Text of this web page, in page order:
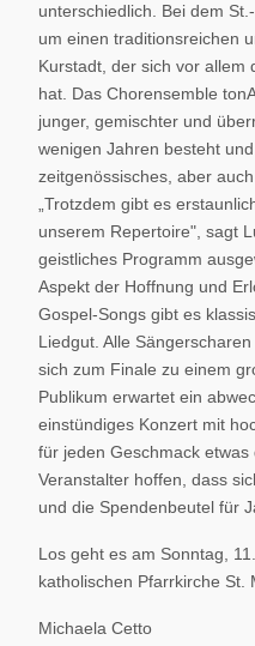
unterschiedlich. Bei dem
um einen traditionsreichen
Kurstadt, der sich vor allem
hat. Das Chorensemble
junger, gemischter und
wenigen Jahren besteht
zeitgenössisches, aber
„Trotzdem gibt es
unserem Repertoire", sagt
geistliches Programm
Aspekt der Hoffnung und
Gospel-Songs gibt es
Liedgut. Alle
sich zum Finale zu einem
Publikum erwartet ein
einstündiges Konzert mit
für jeden Geschmack
Veranstalter hoffen, dass
und die Spendenbeutel für
Los geht es am Sonntag,
katholischen Pfarrkirche St.
Michaela Cetto